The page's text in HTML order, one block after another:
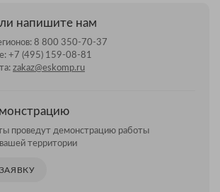
напишите нам
8 800 350-70-37
+7 (495) 159-08-81
zakaz@eskomp.ru
проведут демонстрацию работы
территории